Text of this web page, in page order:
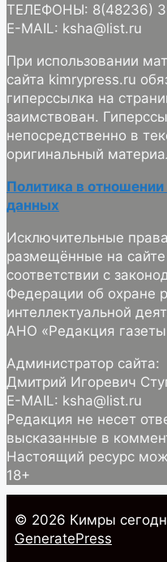
ТЕЛЕФОНЫ: 8(48236)
E-MAIL: ksha@list.ru
При использовании
сайта kimrypress.ru
гиперссылка на
заимствован.
непосредственно в
оригинальный
Политика в
данных
Исключительные
размещённые на
соответствии с
Федерации об охране
интеллектуальной
АНО «Редакция
Администратор сайта:
Дмитрий Игоревич
E-MAIL: ksha@list.ru
Редакция не несет
высказанные в
Настоящий ресурс
18+
© 2026 Кимры
GeneratePress